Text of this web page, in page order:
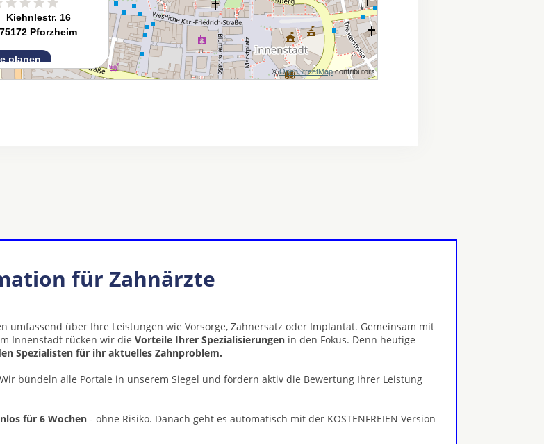
für Zahnärzte
umfassend über Ihre Leistungen wie Vorsorge, Zahnersatz oder Implantat. Gemeinsam mit
Innenstadt rücken wir die Vorteile Ihrer Spezialisierungen in den Fokus. Denn heutige
Spezialisten für ihr aktuelles Zahnproblem.
bündeln alle Portale in unserem Siegel und fördern aktiv die Bewertung Ihrer Leistung
für 6 Wochen - ohne Risiko. Danach geht es automatisch mit der KOSTENFREIEN Version